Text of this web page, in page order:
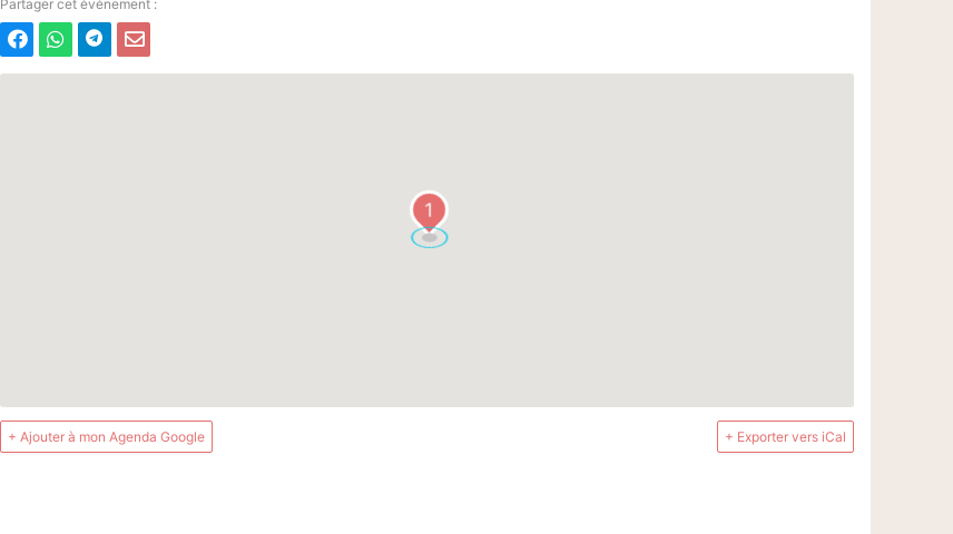
1
+ Ajouter à mon Agenda Google + Exporter vers iCal